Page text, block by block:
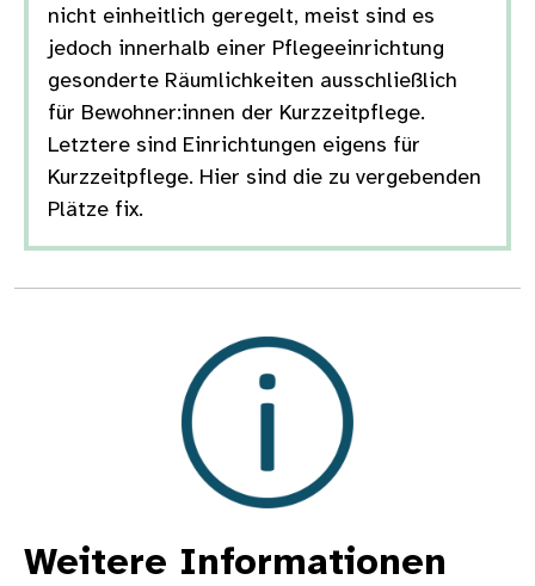
nicht einheitlich geregelt, meist sind es
jedoch innerhalb einer Pflegeeinrichtung
gesonderte Räumlichkeiten ausschließlich
für Bewohner:innen der Kurzzeitpflege.
Letztere sind Einrichtungen eigens für
Kurzzeitpflege. Hier sind die zu vergebenden
Plätze fix.
Weitere Informationen